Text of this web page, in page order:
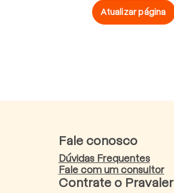
Atualizar página
Fale conosco
Dúvidas Frequentes
Fale com um consultor
Contrate o Pravaler